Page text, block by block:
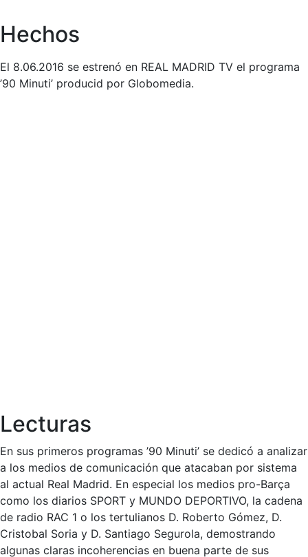
Hechos
El 8.06.2016 se estrenó en REAL MADRID TV el programa
’90 Minuti’ producid por Globomedia.
Lecturas
En sus primeros programas ’90 Minuti’ se dedicó a analizar
a los medios de comunicación que atacaban por sistema
al actual Real Madrid. En especial los medios pro-Barça
como los diarios SPORT y MUNDO DEPORTIVO, la cadena
de radio RAC 1 o los tertulianos D. Roberto Gómez, D.
Cristobal Soria y D. Santiago Segurola, demostrando
algunas claras incoherencias en buena parte de sus